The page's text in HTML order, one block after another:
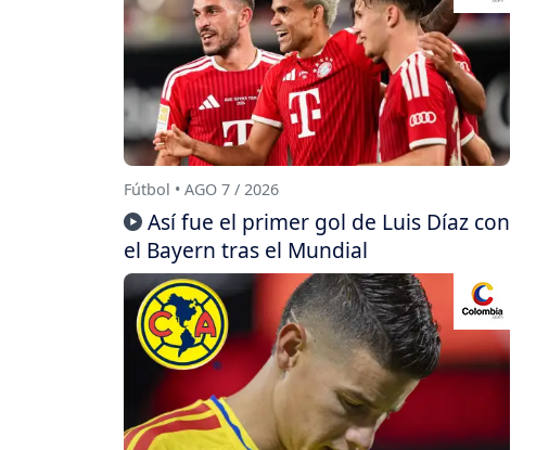
Fútbol • AGO 7 / 2026
Así fue el primer gol de Luis Díaz con
el Bayern tras el Mundial